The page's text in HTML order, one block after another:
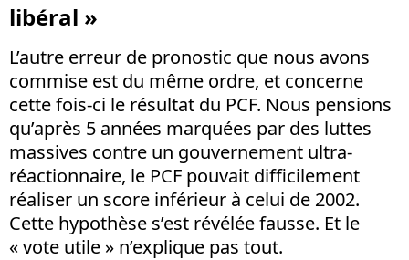
libéral »
L’autre erreur de pronostic que nous avons
commise est du même ordre, et concerne
cette fois-ci le résultat du PCF. Nous pensions
qu’après 5 années marquées par des luttes
massives contre un gouvernement ultra-
réactionnaire, le PCF pouvait difficilement
réaliser un score inférieur à celui de 2002.
Cette hypothèse s’est révélée fausse. Et le
« vote utile » n’explique pas tout.